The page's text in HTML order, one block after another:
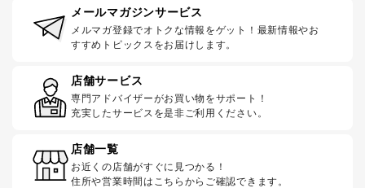
メールマガジンサービス
メルマガ登録でオトクな情報をゲット！最新情報やお
すすめトピックスをお届けします。
店舗サービス
専門アドバイザーがお買い物をサポート！
充実したサービスを是非ご利用ください。
店舗一覧
お近くの店舗がすぐに見つかる！
住所や営業時間はこちらからご確認できます。